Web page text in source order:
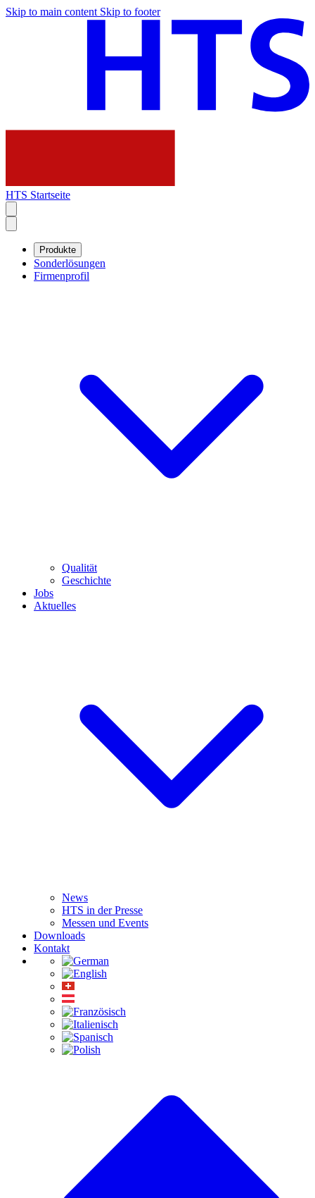
Skip to main content Skip to footer
HTS Startseite
Produkte
Sonderlösungen
Firmenprofil
Qualität
Geschichte
Jobs
Aktuelles
News
HTS in der Presse
Messen und Events
Downloads
Kontakt